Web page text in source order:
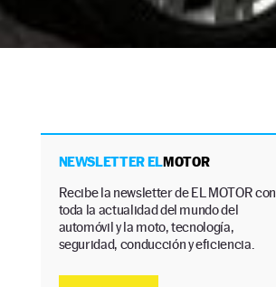
NEWSLETTER ELMOTOR
Recibe la newsletter de EL MOTOR con
toda la actualidad del mundo del
automóvil y la moto, tecnología,
seguridad, conducción y eficiencia.